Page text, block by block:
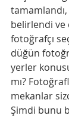
belirlendi ve
fotoğrafçı
düğün
yerler
mı?
mekanlar
Şimdi bunu